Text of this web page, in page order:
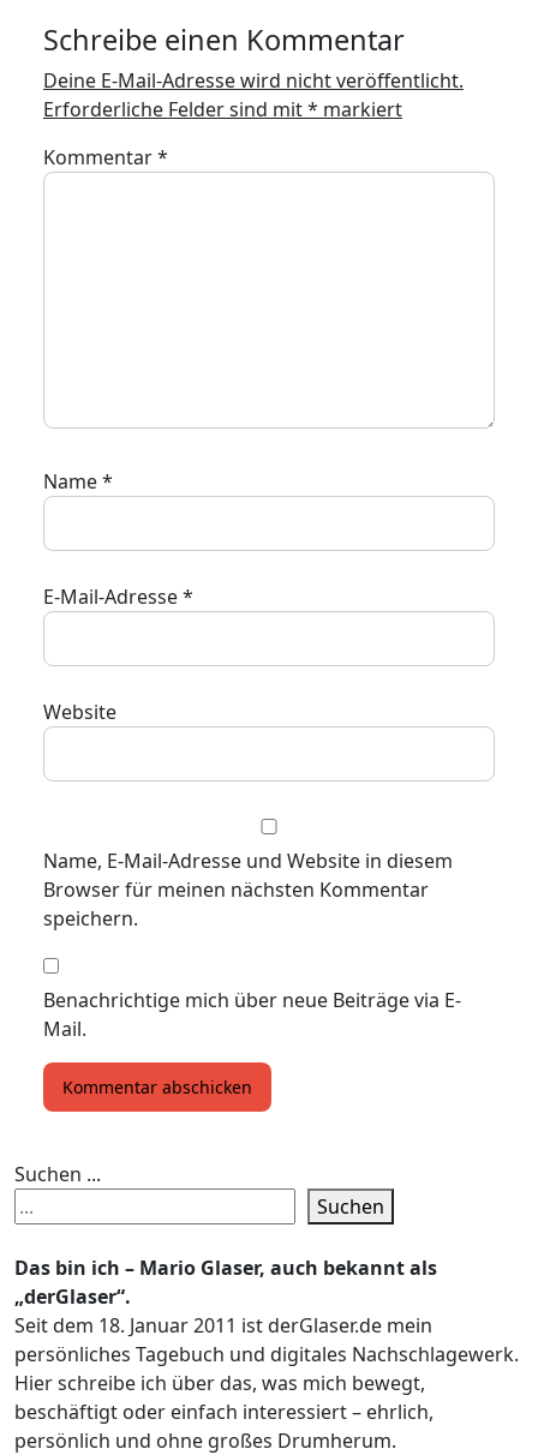
Schreibe einen Kommentar
Deine E-Mail-Adresse wird nicht veröffentlicht.
Erforderliche Felder sind mit* markiert
Kommentar*
Name*
E-Mail-Adresse*
Website
Name, E-Mail-Adresse und Website in diesem
Browser für meinen nächsten Kommentar
speichern.
Benachrichtige mich über neue Beiträge via E-
Mail.
Suchen ...
Suchen
Das bin ich – Mario Glaser, auch bekannt als
„derGlaser“.
Seit dem 18. Januar 2011 ist derGlaser.de mein
persönliches Tagebuch und digitales Nachschlagewerk.
Hier schreibe ich über das, was mich bewegt,
beschäftigt oder einfach interessiert – ehrlich,
persönlich und ohne großes Drumherum.